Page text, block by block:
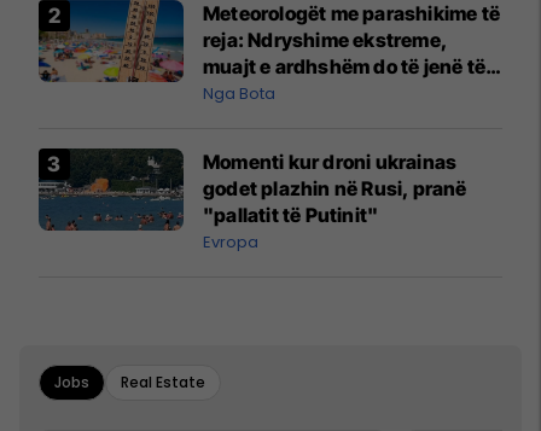
Meteorologët me parashikime të
reja: Ndryshime ekstreme,
muajt e ardhshëm do të jenë të
pazakontë
Nga Bota
Momenti kur droni ukrainas
godet plazhin në Rusi, pranë
"pallatit të Putinit"
Evropa
Jobs Real Estate